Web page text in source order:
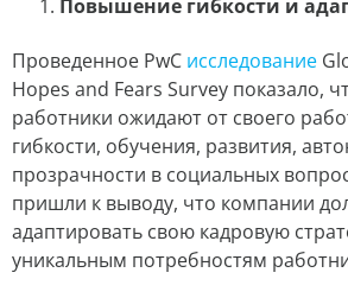
Повышение гибкости и
Проведенное PwC исследование
Hopes and Fears Survey показало,
работники ожидают от своего
гибкости, обучения, развития,
прозрачности в социальных
пришли к выводу, что компании
адаптировать свою кадровую
уникальным потребностям